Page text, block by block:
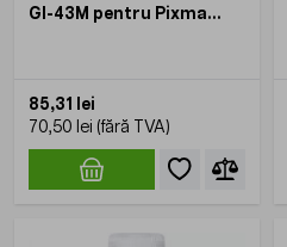
GI-43M pentru Pixma
85,31 lei
70,50 lei